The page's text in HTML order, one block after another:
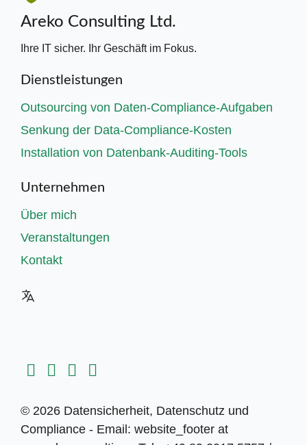
Areko Consulting Ltd.
Ihre IT sicher. Ihr Geschäft im Fokus.
Dienstleistungen
Outsourcing von Daten-Compliance-Aufgaben
Senkung der Data-Compliance-Kosten
Installation von Datenbank-Auditing-Tools
Unternehmen
Über mich
Veranstaltungen
Kontakt
© 2026 Datensicherheit, Datenschutz und
Compliance - Email: website_footer at